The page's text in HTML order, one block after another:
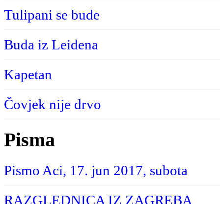
Tulipani se bude
Buda iz Leidena
Kapetan
Čovjek nije drvo
Pisma
Pismo Aci, 17. jun 2017, subota
RAZGLEDNICA IZ ZAGREBA